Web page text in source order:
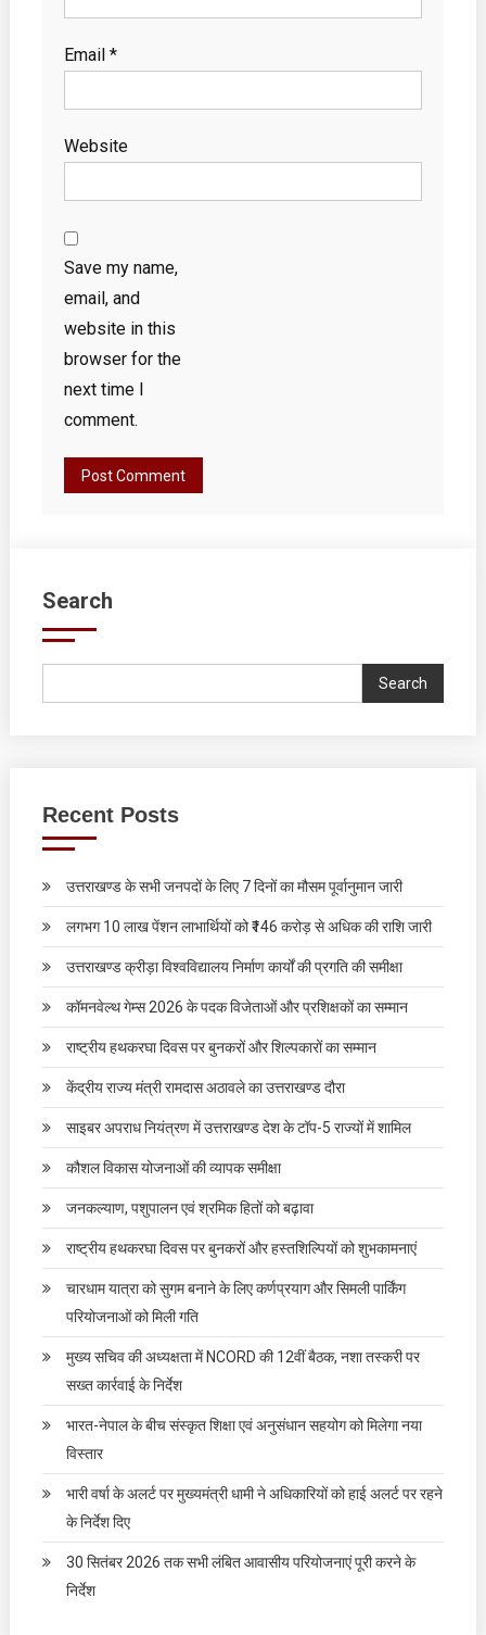
Email *
Website
Save my name,
email, and
website in this
browser for the
next time I
comment.
Search
Search
Recent Posts
उत्तराखण्ड के सभी जनपदों के लिए 7 दिनों का मौसम पूर्वानुमान जारी
लगभग 10 लाख पेंशन लाभार्थियों को ₹146 करोड़ से अधिक की राशि जारी
उत्तराखण्ड क्रीड़ा विश्वविद्यालय निर्माण कार्यों की प्रगति की समीक्षा
कॉमनवेल्थ गेम्स 2026 के पदक विजेताओं और प्रशिक्षकों का सम्मान
राष्ट्रीय हथकरघा दिवस पर बुनकरों और शिल्पकारों का सम्मान
केंद्रीय राज्य मंत्री रामदास अठावले का उत्तराखण्ड दौरा
साइबर अपराध नियंत्रण में उत्तराखण्ड देश के टॉप-5 राज्यों में शामिल
कौशल विकास योजनाओं की व्यापक समीक्षा
जनकल्याण, पशुपालन एवं श्रमिक हितों को बढ़ावा
राष्ट्रीय हथकरघा दिवस पर बुनकरों और हस्तशिल्पियों को शुभकामनाएं
चारधाम यात्रा को सुगम बनाने के लिए कर्णप्रयाग और सिमली पार्किंग
परियोजनाओं को मिली गति
मुख्य सचिव की अध्यक्षता में NCORD की 12वीं बैठक, नशा तस्करी पर
सख्त कार्रवाई के निर्देश
भारत-नेपाल के बीच संस्कृत शिक्षा एवं अनुसंधान सहयोग को मिलेगा नया
विस्तार
भारी वर्षा के अलर्ट पर मुख्यमंत्री धामी ने अधिकारियों को हाई अलर्ट पर रहने
के निर्देश दिए
30 सितंबर 2026 तक सभी लंबित आवासीय परियोजनाएं पूरी करने के
निर्देश